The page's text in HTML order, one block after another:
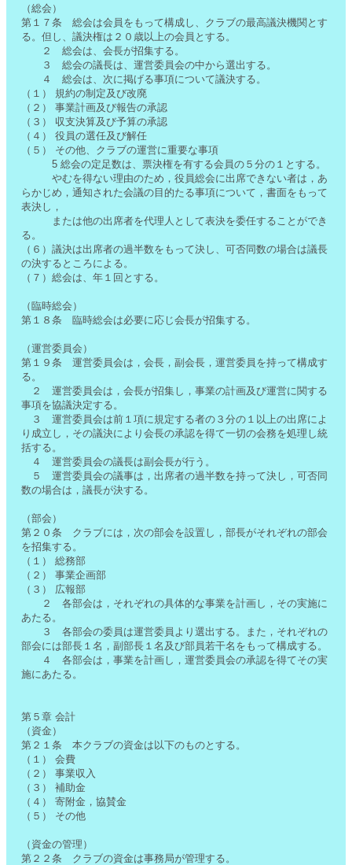
（総会）
第１７条 総会は会員をもって構成し、クラブの最高議決機関とす
る。但し、議決権は２０歳以上の会員とする。
２ 総会は、会長が招集する。
３ 総会の議長は、運営委員会の中から選出する。
４ 総会は、次に掲げる事項について議決する。
（１） 規約の制定及び改廃
（２） 事業計画及び報告の承認
（３） 収支決算及び予算の承認
（４） 役員の選任及び解任
（５） その他、クラブの運営に重要な事項
5 総会の定足数は、票決権を有する会員の５分の１とする。
やむを得ない理由のため，役員総会に出席できない者は，あ
らかじめ，通知された会議の目的たる事項について，書面をもって
表決し，
または他の出席者を代理人として表決を委任することができ
る。
（６）議決は出席者の過半数をもって決し、可否同数の場合は議長
の決するところによる。
（７）総会は、年１回とする。
（臨時総会）
第１８条 臨時総会は必要に応じ会長が招集する。
（運営委員会）
第１９条 運営委員会は，会長，副会長，運営委員を持って構成す
る。
２ 運営委員会は，会長が招集し，事業の計画及び運営に関する
事項を協議決定する。
３ 運営委員会は前１項に規定する者の３分の１以上の出席によ
り成立し，その議決により会長の承認を得て一切の会務を処理し統
括する。
４ 運営委員会の議長は副会長が行う。
５ 運営委員会の議事は，出席者の過半数を持って決し，可否同
数の場合は，議長が決する。
（部会）
第２０条 クラブには，次の部会を設置し，部長がそれぞれの部会
を招集する。
（１） 総務部
（２） 事業企画部
（３） 広報部
２ 各部会は，それぞれの具体的な事業を計画し，その実施に
あたる。
３ 各部会の委員は運営委員より選出する。また，それぞれの
部会には部長１名，副部長１名及び部員若干名をもって構成する。
４ 各部会は，事業を計画し，運営委員会の承認を得てその実
施にあたる。
第５章 会計
（資金）
第２１条 本クラブの資金は以下のものとする。
（１） 会費
（２） 事業収入
（３） 補助金
（４） 寄附金，協賛金
（５） その他
（資金の管理）
第２２条 クラブの資金は事務局が管理する。